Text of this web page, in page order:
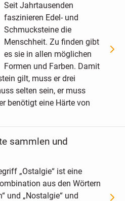
Seit Jahrtausenden
faszinieren Edel- und
Schmucksteine die
Menschheit. Zu finden gibt
es sie in allen möglichen
Formen und Farben. Damit
gilt, muss er drei
selten sein, er muss
benötigt eine Härte von
sammlen und
„Ostalgie“ ist eine
aus den Wörtern
und „Nostalgie“ und